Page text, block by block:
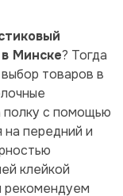
Минске? Тогда
товаров в
полку с помощью
на передний и
клейкой
рекомендуем